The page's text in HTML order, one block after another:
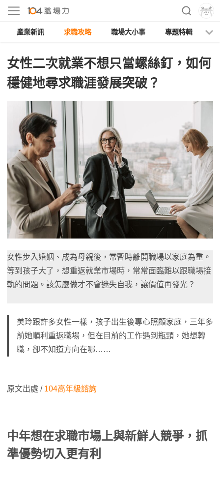
產業新訊 求職攻略 職場大小事 專題特輯
女性二次就業不想只當螺絲釘，如何
穩健地尋求職涯發展突破？
女性步入婚姻、成為母親後，常暫時離開職場以家庭為重。
等到孩子大了，想重返就業市場時，常常面臨難以跟職場接
軌的問題。該怎麼做才不會迷失自我，讓價值再發光？
美玲跟許多女性一樣，孩子出生後專心照顧家庭，三年多
前她順利重返職場，但在目前的工作遇到瓶頸，她想轉
職，卻不知道方向在哪……
原文出處 /104高年級諮詢
中年想在求職市場上與新鮮人競爭，抓
準優勢切入更有利